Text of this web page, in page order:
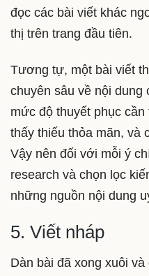
đọc các bài viết khác
thị trên trang đầu tiên.
Tương tự, một bài viết
chuyên sâu về nội
mức độ thuyết phục
thấy thiếu thỏa mãn, và
Vậy nên đối với mỗi ý
research và chọn lọc
những nguồn nội dung
5. Viết nháp
Dàn bài đã xong xuôi